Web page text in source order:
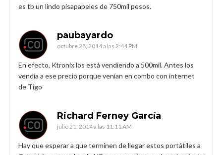
es tb un lindo pisapapeles de 750mil pesos.
paubayardo
octubre 28, 2014 a las 2:44 PM
En efecto, Ktronix los está vendiendo a 500mil. Antes los
vendía a ese precio porque venían en combo con internet
de Tigo
Richard Ferney García
julio 21, 2014 a las 11:11 AM
Hay que esperar a que terminen de llegar estos portátiles a